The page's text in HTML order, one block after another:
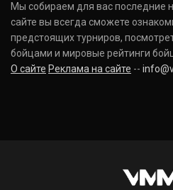
Мы собираем для вас последние
сайте вы всегда сможете
предстоящих турниров,
бойцами и мировые рейтинги
О сайте Реклама на сайте --